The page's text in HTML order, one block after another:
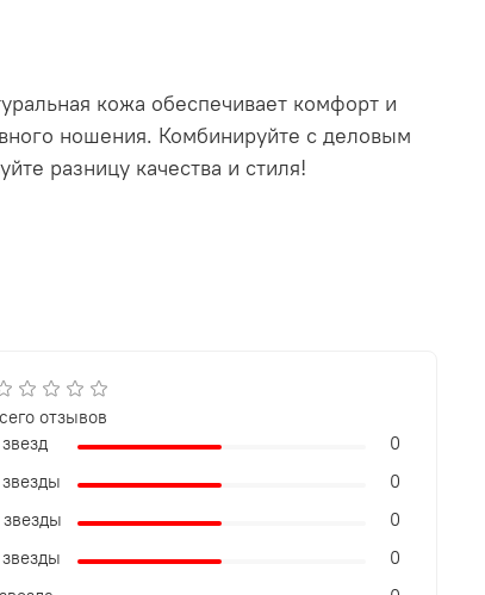
кожа обеспечивает комфорт и
ношения. Комбинируйте с деловым
разницу качества и стиля!
отзывов
0
0
0
0